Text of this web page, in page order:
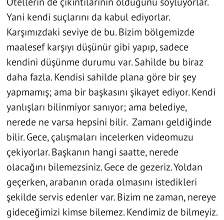
Yani kendi suçlarını da kabul ediyorlar.
Karşımızdaki seviye de bu. Bizim bölgemizde
maalesef karşıyı düşünür gibi yapıp, sadece
kendini düşünme durumu var. Sahilde bu biraz
daha fazla. Kendisi sahilde plana göre bir şey
yapmamış; ama bir başkasını şikayet ediyor. Kendi
yanlışları bilinmiyor sanıyor; ama belediye,
nerede ne varsa hepsini bilir. Zamanı geldiğinde
bilir. Gece, çalışmaları incelerken videomuzu
çekiyorlar. Başkanın hangi saatte, nerede
olacağını bilemezsiniz. Gece de gezeriz. Yoldan
geçerken, arabanın orada olmasını istedikleri
şekilde servis edenler var. Bizim ne zaman, nereye
gideceğimizi kimse bilemez. Kendimiz de bilmeyiz.